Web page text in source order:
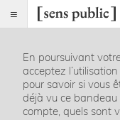
Index
Article
Table
des
En poursuivant
acceptez
pour savoir si vous
déjà vu ce bandeau
compte, quels sont